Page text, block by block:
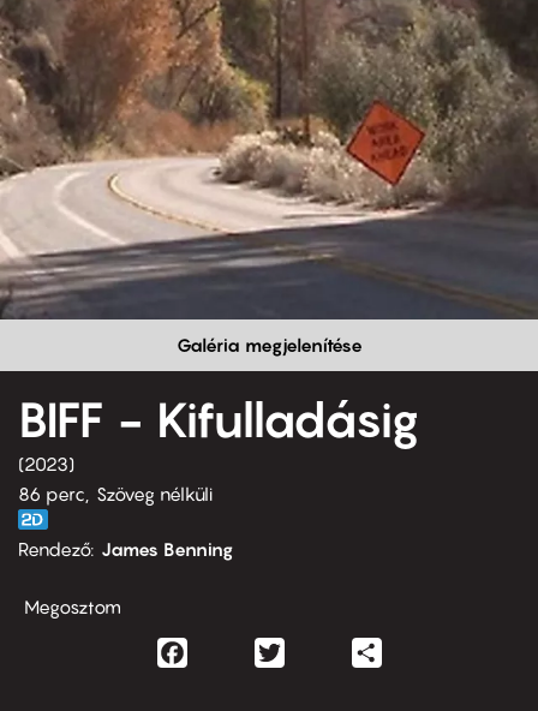
Galéria megjelenítése
BIFF - Kifulladásig
2023
86 perc,
Szöveg nélküli
Rendező James Benning
Megosztom
Facebook